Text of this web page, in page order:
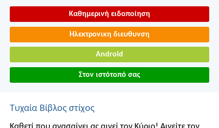
Καθημερινή ειδοποίηση
Ηλεκτρονικη διευθυνση
Android
Στον ιστότοπό σας
Τυχαία Βίβλος στίχος